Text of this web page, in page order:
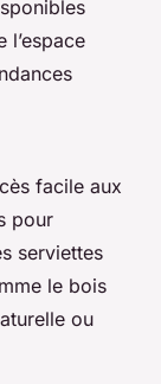
l’espace
facile aux
pour
serviettes
le bois
ou